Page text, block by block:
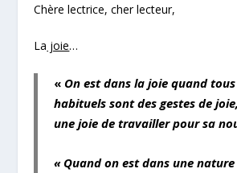
Chère lectrice, cher lecteur,
La joie…
« On est dans la joie quand tous
habituels sont des gestes de
une joie de travailler pour sa
« Quand on est dans une nature